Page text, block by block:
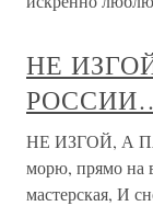
НЕ
НЕ ИЗГОЙ, А
морю, прямо на
мастерская, И